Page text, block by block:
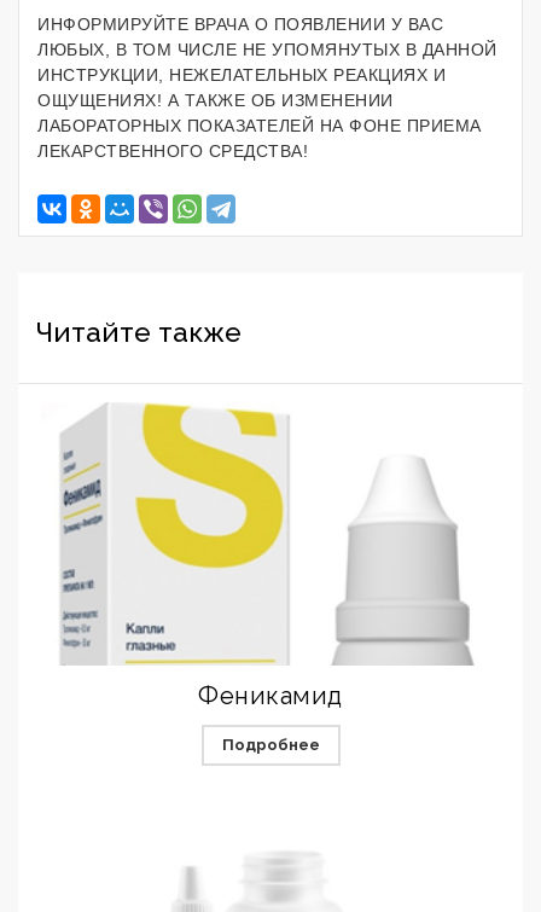
ИНФОРМИРУЙТЕ ВРАЧА О ПОЯВЛЕНИИ У ВАС
ЛЮБЫХ, В ТОМ ЧИСЛЕ НЕ УПОМЯНУТЫХ В ДАННОЙ
ИНСТРУКЦИИ, НЕЖЕЛАТЕЛЬНЫХ РЕАКЦИЯХ И
ОЩУЩЕНИЯХ! А ТАКЖЕ ОБ ИЗМЕНЕНИИ
ЛАБОРАТОРНЫХ ПОКАЗАТЕЛЕЙ НА ФОНЕ ПРИЕМА
ЛЕКАРСТВЕННОГО СРЕДСТВА!
Читайте также
Феникамид
Подробнее